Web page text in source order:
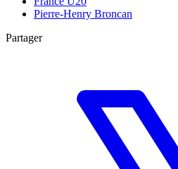
Pierre-Henry Broncan
Partager